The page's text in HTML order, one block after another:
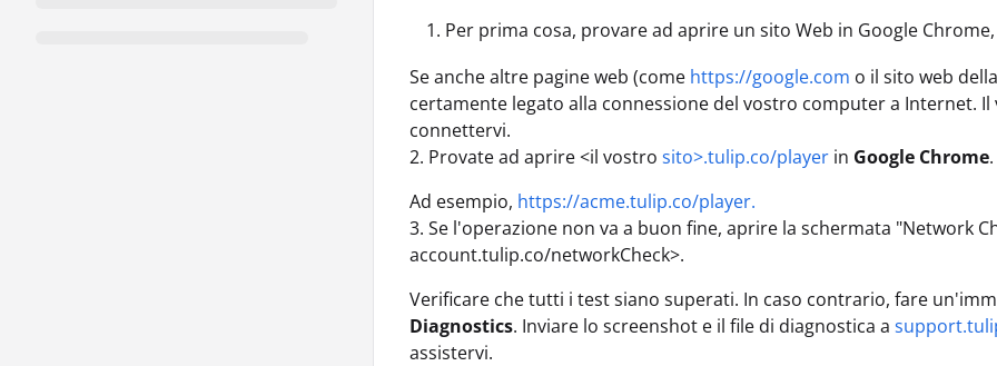
Per prima cosa, provare ad aprire un sito Web in Google
Se anche altre pagine web (come https://google.com o il sito web
certamente legato alla connessione del vostro computer a Internet.
connettervi.
2. Provate ad aprire <il vostro sito>.tulip.co/player in Google Chrome.
Ad esempio, https://acme.tulip.co/player.
3. Se l'operazione non va a buon fine, aprire la schermata "Network
account.tulip.co/networkCheck>.
Verificare che tutti i test siano superati. In caso contrario, fare
Diagnostics. Inviare lo screenshot e il file di diagnostica a
assistervi.